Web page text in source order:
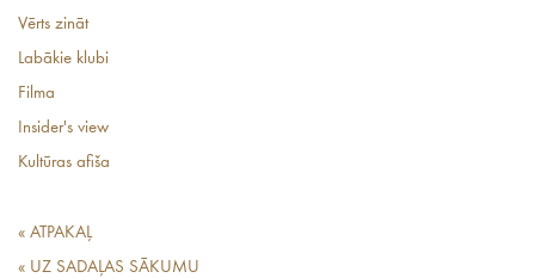
Vērts zināt
Labākie klubi
Filma
Insider's view
Kultūras afiša
« ATPAKAĻ
« UZ SADAĻAS SĀKUMU